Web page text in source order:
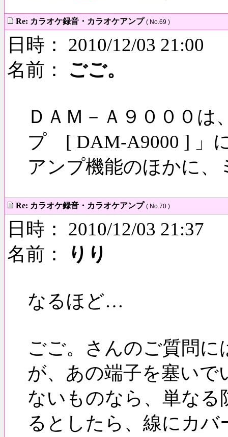
Re: カラオケ録音・カラオケアンプ ( No.69 )
日時： 2010/12/03 21:00
名前： ごご。
ＤＡＭ－Ａ９０００
プ [ DAM-A9000 ] 」
アンプ機能のほかに
Re: カラオケ録音・カラオケアンプ ( No.70 )
日時： 2010/12/03 21:37
名前：
りり
なるほど…
ごご。さんのご質問
が、あの端子を塞い
ないものなら、単なる
るとしたら、線にカ